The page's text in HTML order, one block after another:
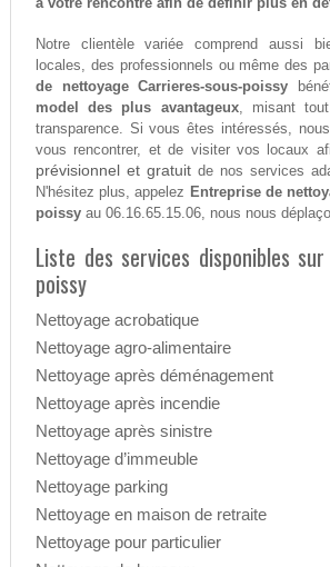
Notre clientèle variée comprend aussi
locales, des professionnels ou même des
de nettoyage Carrieres-sous-poissy
model des plus avantageux, misant
transparence. Si vous êtes intéressés,
vous rencontrer, et de visiter vos locaux
prévisionnel et gratuitde nos services
N'hésitez plus, appelez Entreprise de
poissyau 06.16.65.15.06, nous nous
Liste des services disponibles
poissy
Nettoyage acrobatique
Nettoyage agro-alimentaire
Nettoyage après déménagement
Nettoyage après incendie
Nettoyage après sinistre
Nettoyage d’immeuble
Nettoyage parking
Nettoyage en maison de retraite
Nettoyage pour particulier